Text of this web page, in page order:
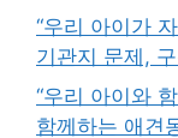
“우리 아이가
기관지 문제,
“우리 아이와
함께하는 애견